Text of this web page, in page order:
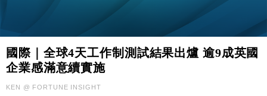
差達1125億美元
12:44
財經｜日本春季三度入市撐日圓 4月單日斥6.28萬億
日圓干預創新高
國際｜全球4天工作制測試結果出爐 逾9成英國
企業感滿意續實施
KEN @ FORTUNE INSIGHT